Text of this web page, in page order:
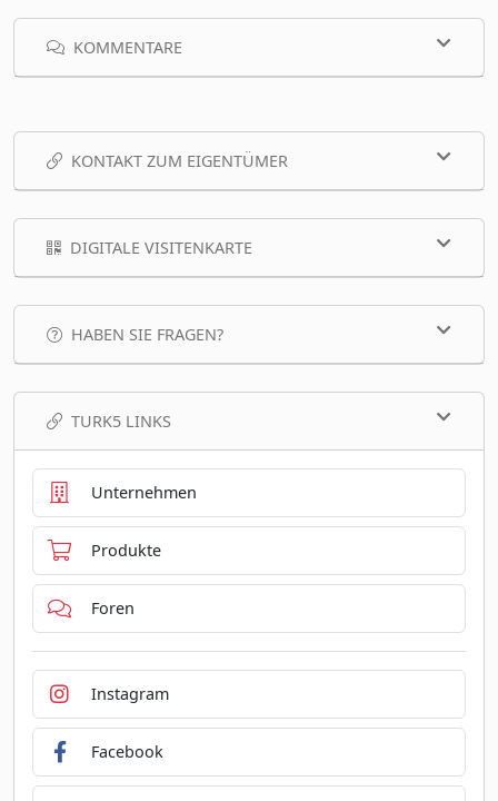
KOMMENTARE
KONTAKT ZUM EIGENTÜMER
DIGITALE VISITENKARTE
HABEN SIE FRAGEN?
TURK5 LINKS
Unternehmen
Produkte
Foren
Instagram
Facebook